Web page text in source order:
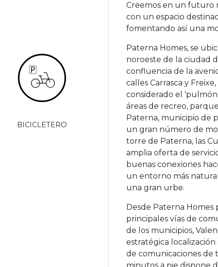
BICICLETERO
Creemos en un futuro
con un espacio
fomentando así una
Paterna Homes, se
noroeste de la ciudad
confluencia de la
calles Carrasca y
considerado el
áreas de recreo,
Paterna, municipio de
un gran número de
torre de Paterna, las
amplia oferta de
buenas conexiones
un entorno más
una gran urbe.
Desde Paterna
principales vías de
de los municipios,
estratégica
de comunicaciones de